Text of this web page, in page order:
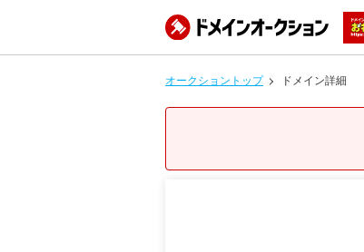
オークショントップ ドメイン詳細